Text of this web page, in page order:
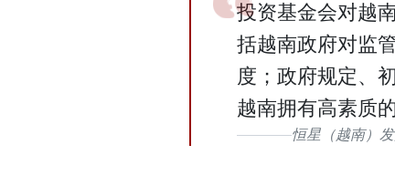
投资基金会对越
括越南政府对监
度；政府规定、
越南拥有高素质
恒星（越南）